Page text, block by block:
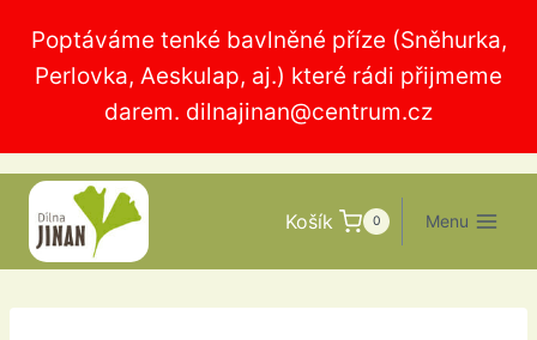
obsah
Poptáváme tenké bavlněné příze (Sněhurka,
Perlovka, Aeskulap, aj.) které rádi přijmeme
darem. dilnajinan@centrum.cz
Košík 0 Menu